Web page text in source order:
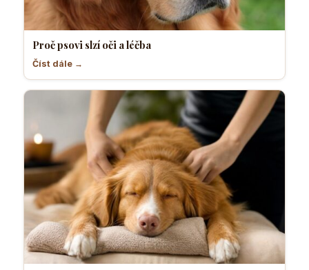
Proč psovi slzí oči a léčba
Číst dále →